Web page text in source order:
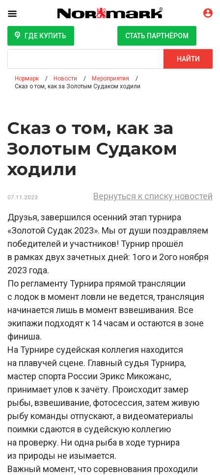
ГДЕ КУПИТЬ СТАТЬ ПАРТНЁРОМ
НАЙТИ
Нормарк Новости
Мероприятия
Сказ о том, как за Золотым Судаком ходили
Сказ о том, как за
Золотым Судаком
ходили
07.11.2023 Вернуться к списку новостей
Друзья, завершился осенний этап турнира
«Золотой Судак 2023». Мы от души поздравляем
победителей и участников! Турнир прошёл
в рамках двух зачетных дней: 1ого и 2ого ноября
2023 года.
По регламенту Турнира прямой трансляции
с лодок в момент ловли не ведется, трансляция
начинается лишь в момент взвешивания. Все
экипажи подходят к 14 часам и остаются в зоне
финиша.
На Турнире судейская коллегия находится
на плавучей сцене. Главный судья Турнира,
мастер спорта России Эрикс Микожанс,
принимает улов к зачёту. Происходит замер
рыбы, взвешивание, фотосессия, затем живую
рыбу команды отпускают, а видеоматериалы
поимки сдаются в судейскую коллегию
на проверку. Ни одна рыба в ходе турнира
из природы не изымается.
Важный момент, что соревнования проходили